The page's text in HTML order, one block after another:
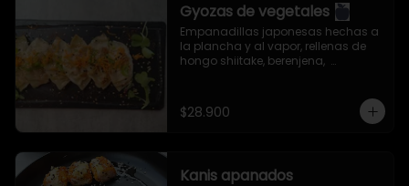
Gyozas de vegetales
Empanadillas japonesas hechas a
la plancha y al vapor, rellenas de
hongo shiitake, berenjena,
Servidas con salsa especial de la
casa.
$28.900
Kanis apanados